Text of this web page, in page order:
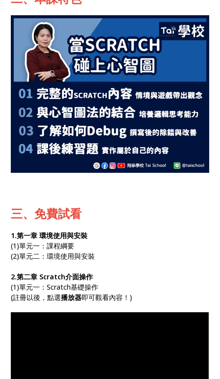
三、免費試看
1.第一章 環境使用與安裝
(1)單元一：課程綱要
(2)單元二：環境使用與安裝
2.第二章 Scratch介面操作
(1)單元一：Scratch基礎操作
(註冊以後，點選播放器即可觀看內容！)